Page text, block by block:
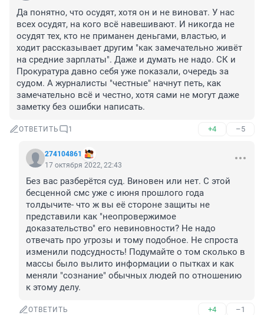
Да понятно, что осудят, хотя он и не виноват. У нас
всех осудят, на кого всё навешивают. И никогда не
осудят тех, кто не приманен деньгами, властью, и
ходит рассказывает другим "как замечательно живёт
на средние зарплаты". Даже и думать не надо. СК и
Прокуратура давно себя уже показали, очередь за
судом. А журналисты "честные" начнут петь, как
замечательно всё и честно, хотя сами не могут даже
заметку без ошибки написать.
ОТВЕТИТЬ 1 +4 –5
274104861
17 октября 2022, 22:43
Без вас разберётся суд. Виновен или нет. С этой
бесценной смс уже с июня прошлого года
толдычите- что ж вы её стороне защиты не
представили как "неопровержимое
доказательство" его невиновности? Не надо
отвечать про угрозы и тому подобное. Не спроста
изменили подсудность! Подумайте о том сколько в
массы было вылито информации о пытках и как
меняли "сознание" обычных людей по отношению
к этому делу.
ОТВЕТИТЬ +4 –1